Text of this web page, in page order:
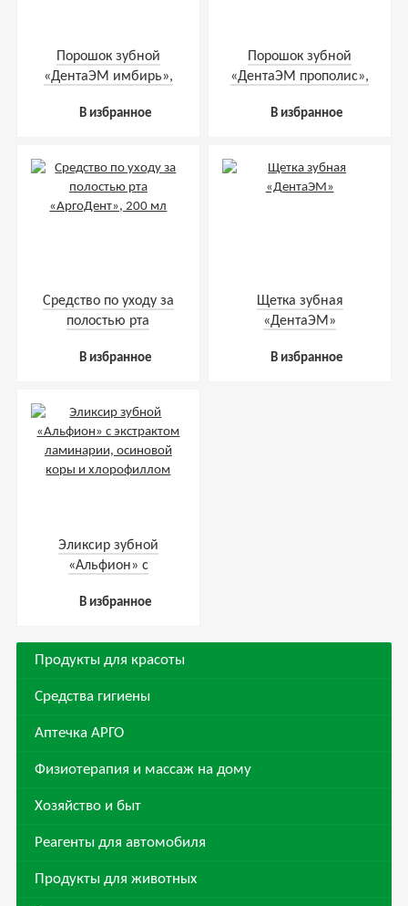
Порошок зубной
«ДентаЭМ имбирь»,
В избранное
Порошок зубной
«ДентаЭМ прополис»,
В избранное
Средство по уходу за
полостью рта
В избранное
Щетка зубная
«ДентаЭМ»
В избранное
Эликсир зубной
«Альфион» с
ламинарии, осиновой
В избранное
Продукты для красоты
Средства гигиены
Аптечка АРГО
Физиотерапия и массаж на дому
Хозяйство и быт
Реагенты для автомобиля
Продукты для животных